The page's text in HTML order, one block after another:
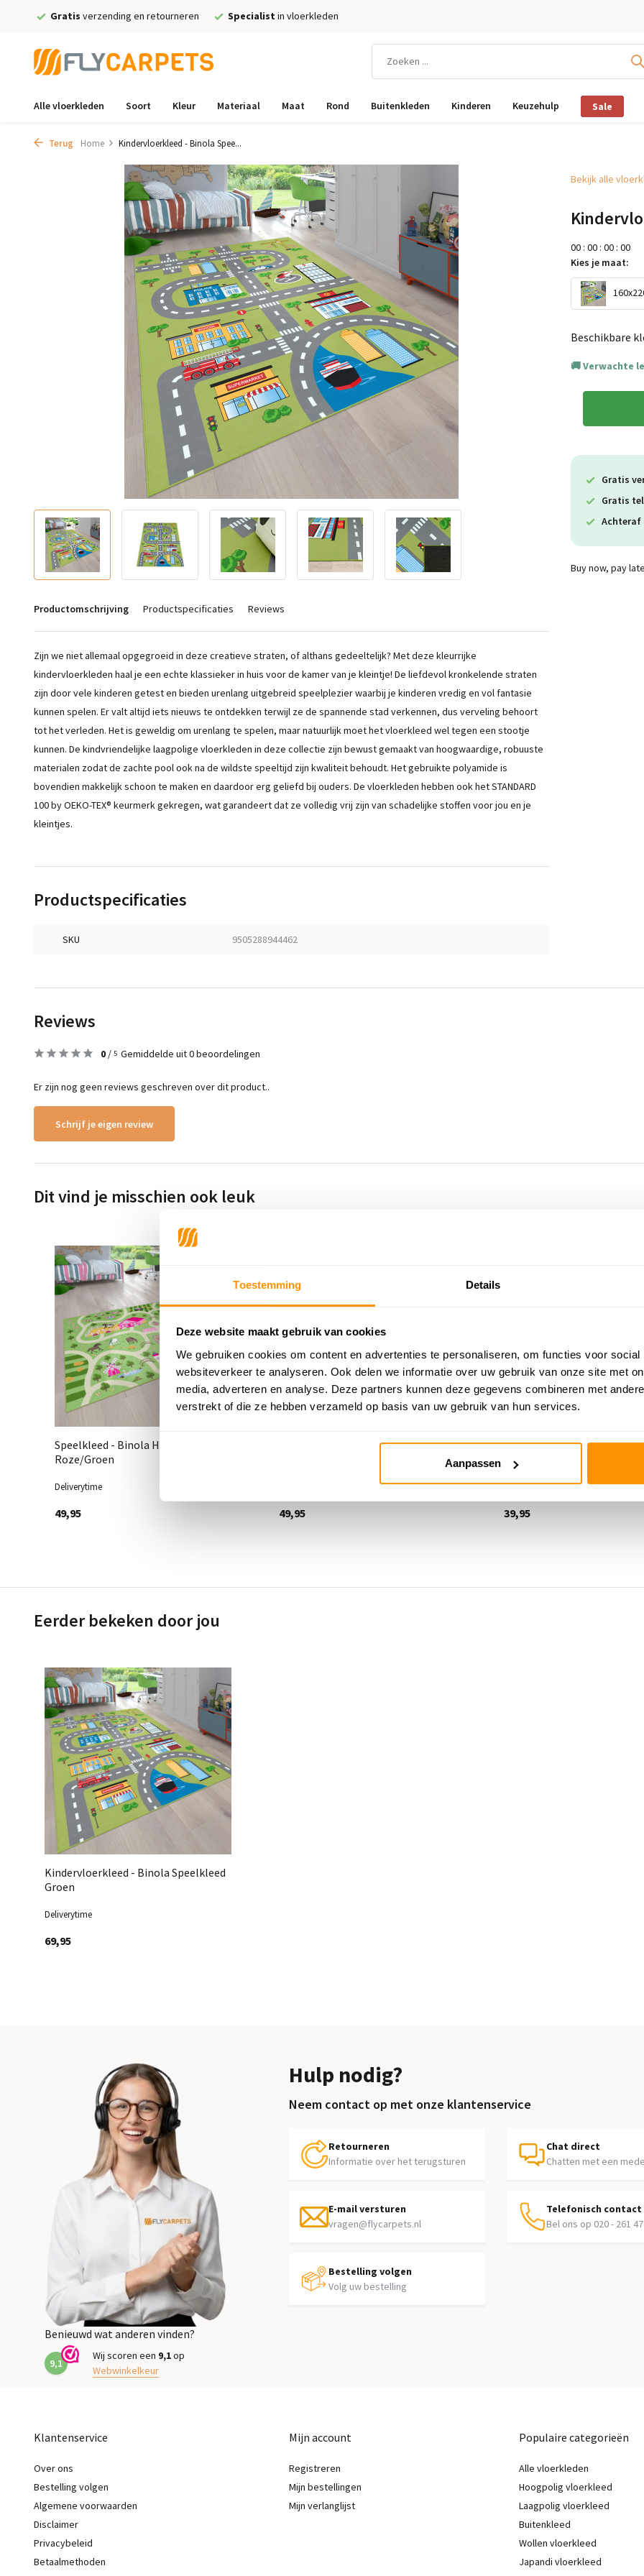
Toestemming Details
Deze website maakt gebruik van cookies
We gebruiken cookies om content en advertenties te personaliseren, om functies voor
websiteverkeer te analyseren. Ook delen we informatie over uw gebruik van onze site met
media, adverteren en analyse. Deze partners kunnen deze gegevens combineren met
verstrekt of die ze hebben verzameld op basis van uw gebruik van hun services.
Aanpassen
Gratis verzending en retourneren Specialist in vloerkleden
Alle vloerkleden Soort Kleur Materiaal Maat Rond Buitenkleden Kinderen Keuzehulp Sale
Terug Home Kindervloerkleed - Binola Spee...
Productomschrijving Productspecificaties Reviews
Zijn we niet allemaal opgegroeid in deze creatieve straten, of althans gedeeltelijk? Met deze kleurrijke
kindervloerkleden haal je een echte klassieker in huis voor de kamer van je kleintje! De liefdevol kronkelende straten
zijn door vele kinderen getest en bieden urenlang uitgebreid speelplezier waarbij je kinderen vredig en vol fantasie
kunnen spelen. Er valt altijd iets nieuws te ontdekken terwijl ze de spannende stad verkennen, dus verveling behoort
tot het verleden. Het is geweldig om urenlang te spelen, maar natuurlijk moet het vloerkleed wel tegen een stootje
kunnen. De kindvriendelijke laagpolige vloerkleden in deze collectie zijn bewust gemaakt van hoogwaardige, robuuste
materialen zodat de zachte pool ook na de wildste speeltijd zijn kwaliteit behoudt. Het gebruikte polyamide is
bovendien makkelijk schoon te maken en daardoor erg geliefd bij ouders. De vloerkleden hebben ook het STANDARD
100 by OEKO-TEX® keurmerk gekregen, wat garandeert dat ze volledig vrij zijn van schadelijke stoffen voor jou en je
kleintjes.
Productspecificaties
SKU 9505288944462
Bekijk alle
00: 00: 00: 00
Kies je maat:
Beschikbare
Verwachte
Buy now, pay
Gratis
Gratis
Achteraf
Reviews
0 / 5 Gemiddelde uit 0 beoordelingen
Er zijn nog geen reviews geschreven over dit product..
Schrijf je eigen review
Dit vind je misschien ook leuk
Speelkleed - Binola Horses
Roze/Groen
Deliverytime
49,95
Auto speelkleed - Binola Stad Groen
49,95
Speelkleed - Binola
Groen/Beige
Deliverytime
39,95
Eerder bekeken door jou
Kindervloerkleed - Binola Speelkleed
Groen
Deliverytime
69,95
Hulp nodig?
Neem contact op met onze klantenservice
Retourneren
Informatie over het terugsturen
Chat direct
Chatten met een
E-mail versturen
vragen@flycarpets.nl
Telefonisch contact
Bel ons op 020 - 261
Bestelling volgen
Volg uw bestelling
Benieuwd wat anderen vinden?
9,1
Wij scoren een 9,1op
Webwinkelkeur
Klantenservice
Over ons
Bestelling volgen
Algemene voorwaarden
Disclaimer
Privacybeleid
Betaalmethoden
Mijn account
Registreren
Mijn bestellingen
Mijn verlanglijst
Populaire categorieën
Alle vloerkleden
Hoogpolig vloerkleed
Laagpolig vloerkleed
Buitenkleed
Wollen vloerkleed
Japandi vloerkleed